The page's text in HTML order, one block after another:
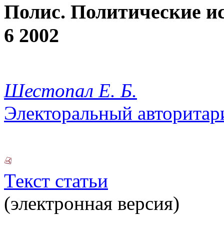
Полис. Политические
6 2002
Шестопал Е. Б.
Электоральный
Текст статьи
(электронная версия)